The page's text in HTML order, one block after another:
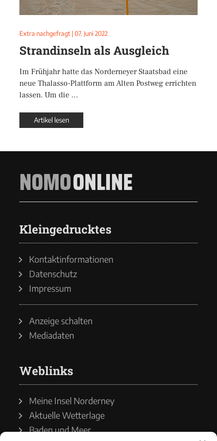
Extra nachgefragt | 07. Juni 2022
Strandinseln als Ausgleich
Im Frühjahr hatte das Norderneyer Staatsbad eine
neue Thalasso-Plattform am Alten Postweg errichten
lassen. Um die …
Artikel lesen
NOMOONLINE
Kleingedrucktes
Kontaktinformationen
Datenschutz
Impressum
Anzeige schalten
Mediadaten
Weblinks
Meine Insel Norderney
Aktuelle Wetterlage
Baden und Meer